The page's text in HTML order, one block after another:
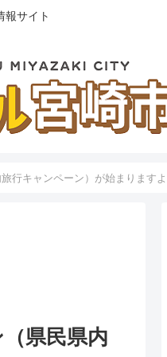
報サイト
行キャンペーン）が始まりますよ
県民県内